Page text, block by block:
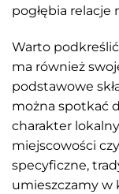
pogłębia relacje
Warto
ma również
podstawowe
można spotkać
charakter
miejscowości
specyficzne,
umieszczamy w